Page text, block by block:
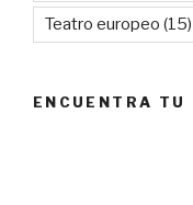
Teatro europeo (15)
ENCUENTRA TU